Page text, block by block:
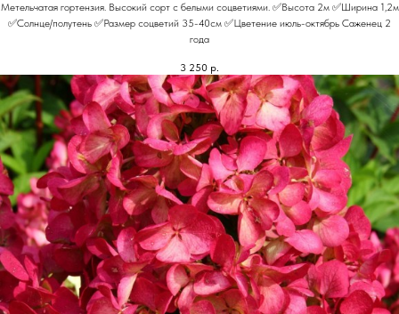
Метельчатая гортензия. Высокий сорт с белыми соцветиями. ✅Высота 2м ✅Ширина 1,2м
✅Солнце/полутень ✅Размер соцветий 35-40см ✅Цветение июль-октябрь Саженец 2
года
3 250 р.